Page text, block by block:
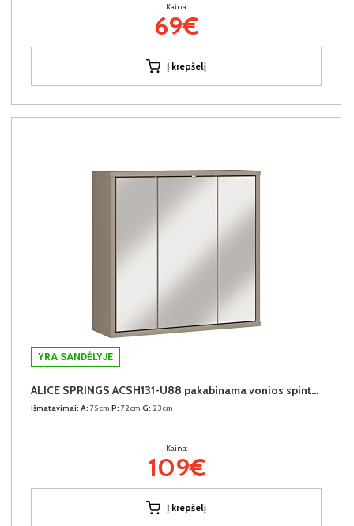
Kaina:
69€
Į krepšelį
YRA SANDĖLYJE
ALICE SPRINGS ACSH131-U88 pakabinama vonios spintelė su veidrodžiu
Išmatavimai: A: 75cm P: 72cm G: 23cm
Kaina:
109€
Į krepšelį